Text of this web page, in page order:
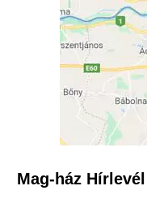
Mag-ház Hírlevél